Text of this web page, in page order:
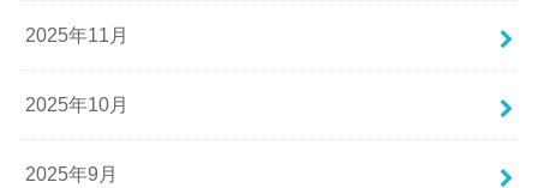
2025年11月
2025年10月
2025年9月